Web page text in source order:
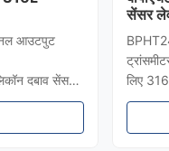
आउटपुट
दबाव सेंसर
सेंसर, मुख्य घटक
है।सेंसर पैकेज
सेंसर
लिए
सुरक्षा